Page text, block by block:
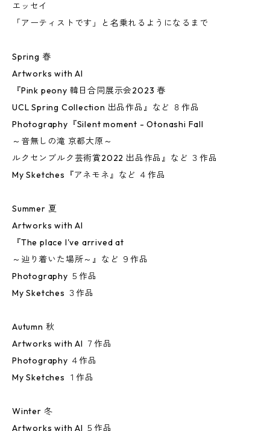
エッセイ
「アーティストです」と名乗れるようになるまで
Spring 春
Artworks with AI
『Pink peony 韓日合同展示会2023 春
UCL Spring Collection 出品作品』など ８作品
Photography『Silent moment - Otonashi Fall
～音無しの滝 京都大原～
ルクセンブルク芸術賞2022 出品作品』など ３作品
My Sketches『アネモネ』など ４作品
Summer 夏
Artworks with AI
『The place I've arrived at
～辿り着いた場所～』など ９作品
Photography ５作品
My Sketches ３作品
Autumn 秋
Artworks with AI ７作品
Photography ４作品
My Sketches １作品
Winter 冬
Artworks with AI ５作品